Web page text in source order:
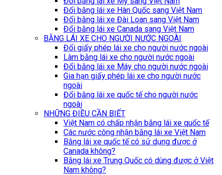
Đổi bằng lái xe Hàn Quốc sang Việt Nam
Đổi bằng lái xe Đài Loan sang Việt Nam
Đổi bằng lái xe Canada sang Việt Nam
BẰNG LÁI XE CHO NGƯỜI NƯỚC NGOÀI
Đổi giấy phép lái xe cho người nước ngoài
Làm bằng lái xe cho người nước ngoài
Đổi bằng lái xe Máy cho người nước ngoài
Gia hạn giấy phép lái xe cho người nước
ngoài
Đổi bằng lái xe quốc tế cho người nước
ngoài
NHỮNG ĐIỀU CẦN BIẾT
Việt Nam có chấp nhận bằng lái xe quốc tế
Các nước công nhận bằng lái xe Việt Nam
Bằng lái xe quốc tế có sử dụng được ở
Canada không?
Bằng lái xe Trung Quốc có dùng được ở Việt
Nam không?